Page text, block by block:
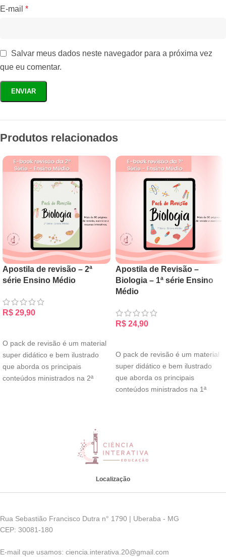
E-mail *
Salvar meus dados neste navegador para a próxima vez
que eu comentar.
Produtos relacionados
Apostila de revisão – 2ª
série Ensino Médio
R$ 29,90
O pack de revisão é um material
super didático e bem ilustrado
que aborda os principais
conteúdos ministrados na 2ª
Apostila de Revisão –
Biologia – 1ª série Ensino
Médio
R$ 24,90
O pack de revisão é um material
super didático e bem ilustrado
que aborda os principais
conteúdos ministrados na 1ª
Localização
Rua Sebastião Francisco Dutra n° 1790 | Uberaba - MG
CEP: 30081-180
E-mail que usamos: ciencia.interativa.20@gmail.com